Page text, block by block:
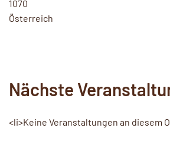
1070
Österreich
Nächste
<li>Keine Veranstaltungen an diesem